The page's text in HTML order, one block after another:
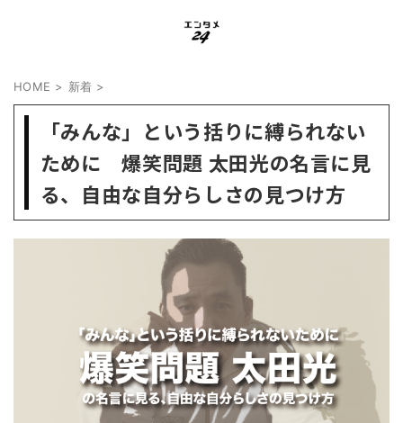
HOME > 新着 >
「みんな」という括りに縛られない
ために 爆笑問題 太田光の名言に見
る、自由な自分らしさの見つけ方